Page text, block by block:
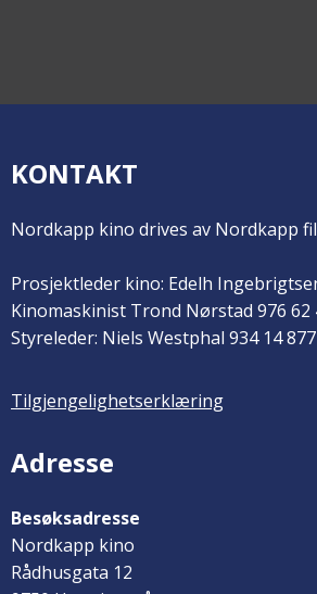
KONTAKT
Nordkapp kino drives av Nordkapp
Prosjektleder kino: Edelh
Kinomaskinist Trond Nørstad 976 62
Styreleder: Niels Westphal 934 14 877
Tilgjengelighetserklæring
Adresse
Besøksadresse
Nordkapp kino
Rådhusgata 12